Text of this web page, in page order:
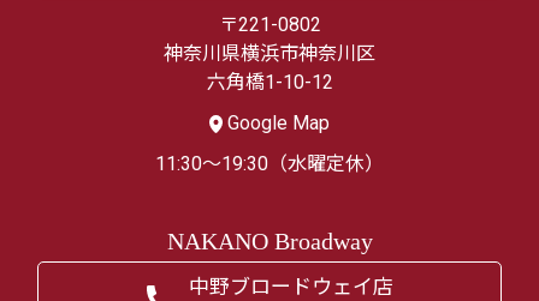
〒221-0802
神奈川県横浜市神奈川区
六角橋1-10-12
Google Map
11:30～19:30（水曜定休）
NAKANO Broadway
中野ブロードウェイ店